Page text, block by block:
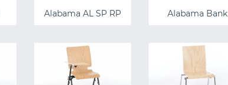
Alabama AL SP RP Alabama Bank